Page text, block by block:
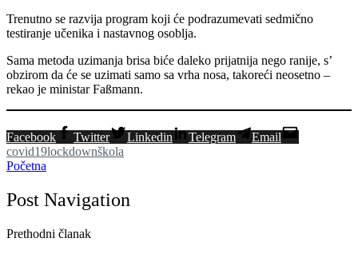
Trenutno se razvija program koji će podrazumevati sedmično
testiranje učenika i nastavnog osoblja.
Sama metoda uzimanja brisa biće daleko prijatnija nego ranije, s’
obzirom da će se uzimati samo sa vrha nosa, takoreći neosetno –
rekao je ministar Faßmann.
Facebook Twitter Linkedin Telegram
Email
covid19lockdownškola
Početna
Post Navigation
Prethodni članak